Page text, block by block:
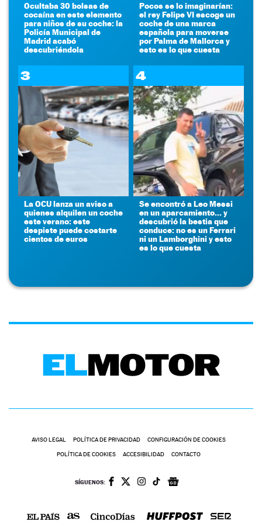
Ocultaba 30 bolsas de
cocaína en este elemento
para niños de su coche: la
Policía Municipal de
Madrid acabó
descubriéndola
Pocos se lo imaginarían:
el rey Felipe VI escoge un
coche de una marca
española para moverse
por Palma de Mallorca y
esto es lo que cuesta
3
La OCU lanza un aviso a
quienes alquilen un coche
este verano: este
despiste puede costarte
cientos de euros
4
Se encontró a Leo Messi
en un aparcamiento... y
descubrió la bestia que
conduce: no es un Ferrari
ni un Lamborghini y esto
es lo que cuesta
AVISO LEGAL POLÍTICA DE PRIVACIDAD CONFIGURACIÓN DE COOKIES
POLÍTICA DE COOKIES ACCESIBILIDAD CONTACTO
SÍGUENOS: